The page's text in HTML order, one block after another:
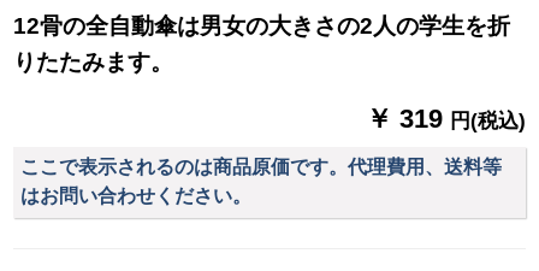
ジ空
台座
12骨の全自動傘は男女の大きさの2人の学生を折
りたたみます。
￥ 319 円(税込)
ここで表示されるのは商品原価です。代理費用、送料等
はお問い合わせください。